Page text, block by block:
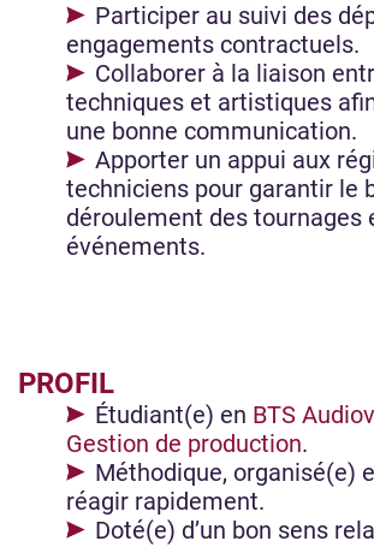
Participer au suivi des
engagements contractuels.
Collaborer à la liaison
techniques et artistiques
une bonne communication.
Apporter un appui aux
techniciens pour garantir le
déroulement des tournages
événements.
PROFIL
Étudiant(e) en BTS
Gestion de production.
Méthodique, organisé(e)
réagir rapidement.
Doté(e) d’un bon sens